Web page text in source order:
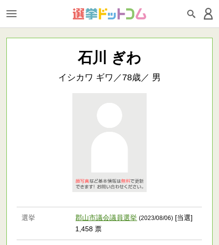
石川 ぎわ
イシカワ ギワ／78歳／ 男
選挙 郡山市議会議員選挙 (2023/08/06) [当選]
1,458 票